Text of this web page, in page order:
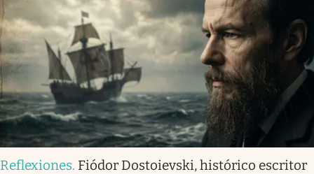
Reflexiones. Fiódor Dostoievski, histórico escritor